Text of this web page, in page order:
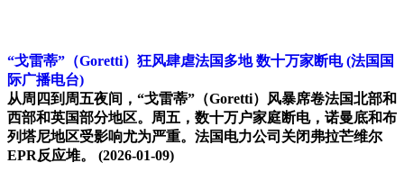
“戈雷蒂”（Goretti）狂风肆虐法国多地 数十万家断电 (法国国
际广播电台)
从周四到周五夜间，“戈雷蒂”（Goretti）风暴席卷法国北部和
西部和英国部分地区。周五，数十万户家庭断电，诺曼底和布
列塔尼地区受影响尤为严重。法国电力公司关闭弗拉芒维尔
EPR反应堆。 (2026-01-09)